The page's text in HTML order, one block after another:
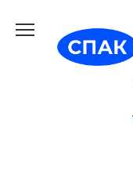
содержанию